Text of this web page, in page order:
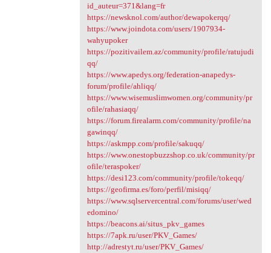
id_auteur=371&lang=fr
https://newsknol.com/author/dewapokerqq/
https://www.joindota.com/users/1907934-
wahyupoker
https://pozitivailem.az/community/profile/ratujudi
qq/
https://www.apedys.org/federation-anapedys-
forum/profile/ahliqq/
https://www.wisemuslimwomen.org/community/pr
ofile/rahasiaqq/
https://forum.firealarm.com/community/profile/na
gawinqq/
https://askmpp.com/profile/sakuqq/
https://www.onestopbuzzshop.co.uk/community/pr
ofile/teraspoker/
https://desi123.com/community/profile/tokeqq/
https://geofirma.es/foro/perfil/misiqq/
https://www.sqlservercentral.com/forums/user/wed
edomino/
https://beacons.ai/situs_pkv_games
https://7apk.ru/user/PKV_Games/
http://adrestyt.ru/user/PKV_Games/